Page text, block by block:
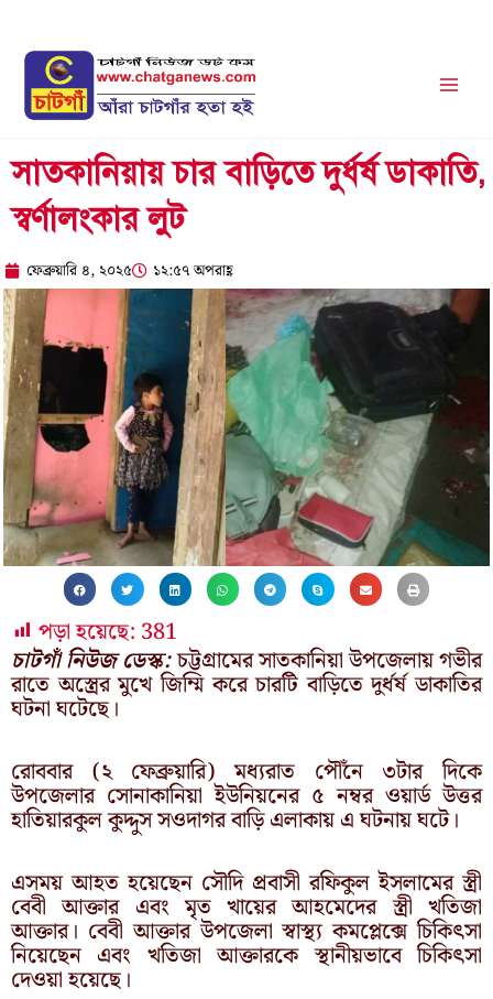
content
সাতকানিয়ায় চার বাড়িতে দুর্ধর্ষ ডাকাতি,
স্বর্ণালংকার লুট
ফেব্রুয়ারি ৪, ২০২৫ ১২:৫৭ অপরাহ্ণ
পড়া হয়েছে: 381
চাটগাঁ নিউজ ডেস্ক:চট্টগ্রামের সাতকানিয়া উপজেলায় গভীর
রাতে অস্ত্রের মুখে জিম্মি করে চারটি বাড়িতে দুর্ধর্ষ ডাকাতির
ঘটনা ঘটেছে।
রোববার (২ ফেব্রুয়ারি) মধ্যরাত পৌঁনে ৩টার দিকে
উপজেলার সোনাকানিয়া ইউনিয়নের ৫ নম্বর ওয়ার্ড উত্তর
হাতিয়ারকুল কুদ্দুস সওদাগর বাড়ি এলাকায় এ ঘটনায় ঘটে।
এসময় আহত হয়েছেন সৌদি প্রবাসী রফিকুল ইসলামের স্ত্রী
বেবী আক্তার এবং মৃত খায়ের আহমেদের স্ত্রী খতিজা
আক্তার। বেবী আক্তার উপজেলা স্বাস্থ্য কমপ্লেক্সে চিকিৎসা
নিয়েছেন এবং খতিজা আক্তারকে স্থানীয়ভাবে চিকিৎসা
দেওয়া হয়েছে।